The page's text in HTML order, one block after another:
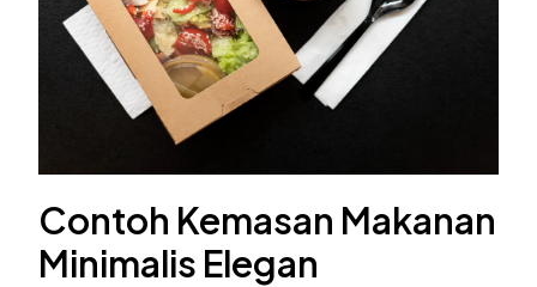
Contoh Kemasan Makanan
Minimalis Elegan